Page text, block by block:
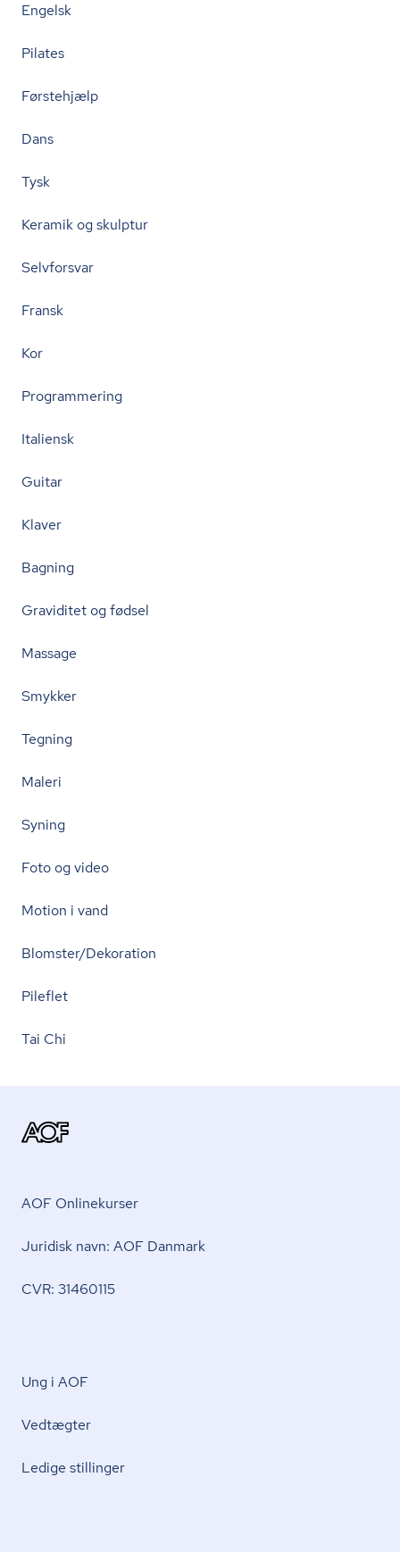
Engelsk
Pilates
Førstehjælp
Dans
Tysk
Keramik og skulptur
Selvforsvar
Fransk
Kor
Programmering
Italiensk
Guitar
Klaver
Bagning
Graviditet og fødsel
Massage
Smykker
Tegning
Maleri
Syning
Foto og video
Motion i vand
Blomster/Dekoration
Pileflet
Tai Chi
AOF Onlinekurser
Juridisk navn: AOF Danmark
CVR: 31460115
Ung i AOF
Vedtægter
Ledige stillinger